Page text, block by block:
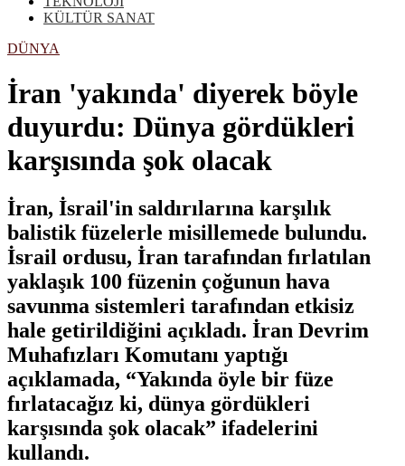
KÜLTÜR SANAT
DÜNYA
İran 'yakında' diyerek böyle
duyurdu: Dünya gördükleri
karşısında şok olacak
İran, İsrail'in saldırılarına karşılık
balistik füzelerle misillemede bulundu.
İsrail ordusu, İran tarafından fırlatılan
yaklaşık 100 füzenin çoğunun hava
savunma sistemleri tarafından etkisiz
hale getirildiğini açıkladı. İran Devrim
Muhafızları Komutanı yaptığı
açıklamada, “Yakında öyle bir füze
fırlatacağız ki, dünya gördükleri
karşısında şok olacak” ifadelerini
kullandı.